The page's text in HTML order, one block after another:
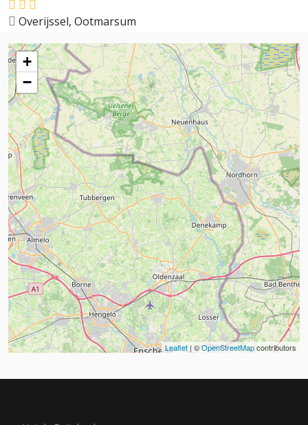
Overijssel, Ootmarsum
+
−
Leaflet | ©OpenStreetMapcontributors